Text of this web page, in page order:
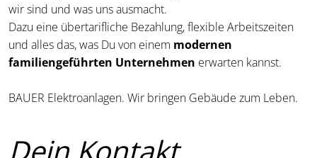
wir sind und was uns ausmacht.
Dazu eine übertarifliche Bezahlung, flexible Arbeitszeiten
und alles das, was Du von einem modernen
familiengeführten Unternehmen erwarten kannst.
BAUER Elektroanlagen. Wir bringen Gebäude zum Leben.